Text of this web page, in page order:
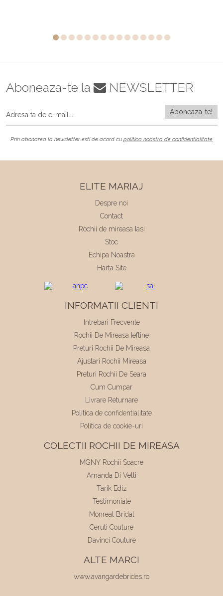
Aboneaza-te la NEWSLETTER
Prin abonarea la newsletter esti de acord cu politica noastra de confidentialitate
ELITE MARIAJ
Despre noi
Contact
Rochii de mireasa Iasi
Stoc
Echipa Noastra
Harta Site
INFORMATII CLIENTI
Intrebari Frecvente
Rochii De Mireasa Ieftine
Preturi Rochii De Mireasa
Ajustari Rochii Mireasa
Preturi Rochii De Seara
Cum Cumpar
Livrare Returnare
Politica de confidentialitate
Politica de cookie-uri
COLECTII ROCHII DE MIREASA
MGNY Rochii Soacre
Amanda Di Velli
Tarik Ediz
Testimoniale
Monreal Bridal
Ceruti Couture
Davinci Couture
ALTE MARCI
www.avangardebrides.ro